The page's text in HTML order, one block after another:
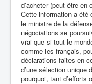
d’acheter (peut-être
Cette information a été
le ministre de la
négociations se
vrai que si tout le
comme les français,
déclarations faites en
d’une sélection unique
pourquoi, tant